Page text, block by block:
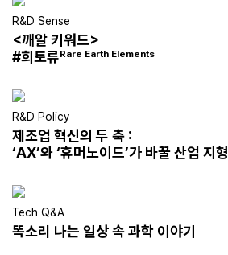
R&D Sense
<깨알 키워드>
#희토류Rare Earth Elements
R&D Policy
제조업 혁신의 두 축 :
‘AX’와 ‘휴머노이드’가 바꿀 산업 지형
Tech Q&A
똑소리 나는 일상 속 과학 이야기